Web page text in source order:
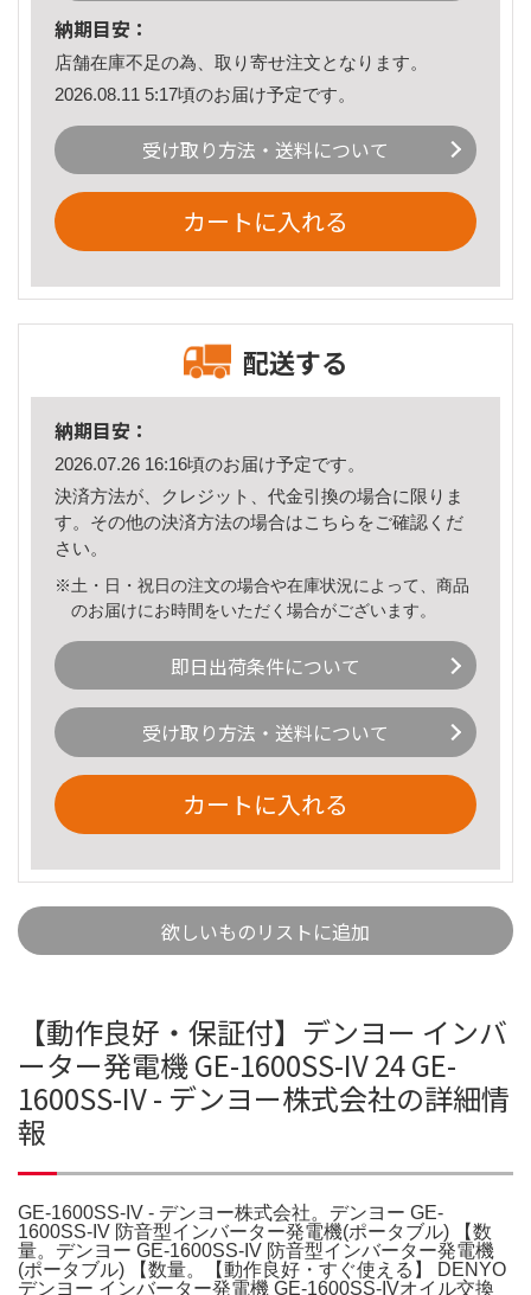
納期目安：
店舗在庫不足の為、取り寄せ注文となります。
2026.08.11 5:17頃のお届け予定です。
受け取り方法・送料について
カートに入れる
配送する
納期目安：
2026.07.26 16:16頃のお届け予定です。
決済方法が、クレジット、代金引換の場合に限りま
す。その他の決済方法の場合はこちら をご確認くだ
さい。
※土・日・祝日の注文の場合や在庫状況によって、商品
のお届けにお時間をいただく場合がございます。
即日出荷条件について
受け取り方法・送料について
カートに入れる
欲しいものリストに追加
【動作良好・保証付】デンヨー インバ
ーター発電機 GE-1600SS-IV 24 GE-
1600SS-IV - デンヨー株式会社の詳細情
報
GE-1600SS-IV - デンヨー株式会社。デンヨー GE-
1600SS-IV 防音型インバーター発電機(ポータブル) 【数
量。デンヨー GE-1600SS-IV 防音型インバーター発電機
(ポータブル) 【数量。【動作良好・すぐ使える】 DENYO
デンヨー インバーター発電機 GE-1600SS-IVオイル交換